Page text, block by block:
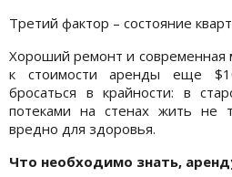
Третий фактор – состояние
Хороший ремонт и современная
к стоимости аренды еще
бросаться в крайности: в
потеками на стенах жить не
вредно для здоровья.
Что необходимо знать,